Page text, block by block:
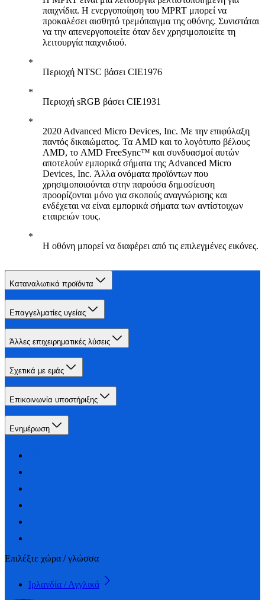
παιχνίδια. Η ενεργοποίηση του MPRT μπορεί να
προκαλέσει αισθητό τρεμόπαιγμα της οθόνης. Συνιστάται
να την απενεργοποιείτε όταν δεν χρησιμοποιείτε τη
λειτουργία παιχνιδιού.
Περιοχή NTSC βάσει CIE1976
Περιοχή sRGB βάσει CIE1931
2020 Advanced Micro Devices, Inc. Με την επιφύλαξη
παντός δικαιώματος. Τα AMD και το λογότυπο βέλους
AMD, το AMD FreeSync™ και συνδυασμοί αυτών
αποτελούν εμπορικά σήματα της Advanced Micro
Devices, Inc. Άλλα ονόματα προϊόντων που
χρησιμοποιούνται στην παρούσα δημοσίευση
προορίζονται μόνο για σκοπούς αναγνώρισης και
ενδέχεται να είναι εμπορικά σήματα των αντίστοιχων
εταιρειών τους.
Η οθόνη μπορεί να διαφέρει από τις επιλεγμένες εικόνες.
Καταναλωτικά προϊόντα
Επαγγελματίες υγείας
Άλλες επιχειρηματικές λύσεις
Σχετικά με εμάς
Επικοινωνία υποστήριξης
Ενημέρωση
Επιλέξτε χώρα / γλώσσα
Ιρλανδία / Αγγλικά